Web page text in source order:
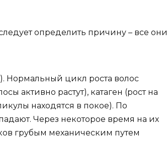
определить причину – все они
Нормальный цикл роста волос
активно растут), катаген (рост на
находятся в покое). По
Через некоторое время на их
грубым механическим путем